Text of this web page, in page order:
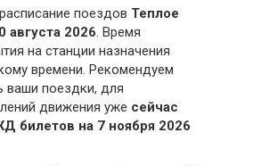
поездов Теплое
августа 2026. Время
на станции назначения
времени. Рекомендуем
ваши поездки, для
движения уже сейчас
билетов на 7 ноября 2026